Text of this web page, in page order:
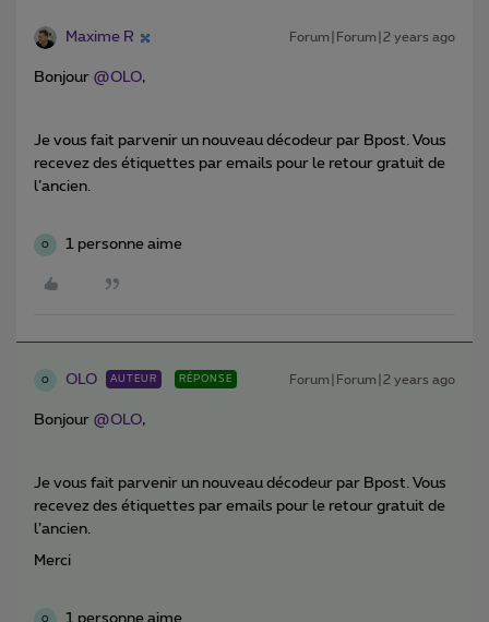
Maxime R Forum|Forum|2 years ago
Bonjour @OLO,
Je vous fait parvenir un nouveau décodeur par Bpost. Vous
recevez des étiquettes par emails pour le retour gratuit de
l’ancien.
O 1 personne aime
O OLO AUTEUR RÉPONSE Forum|Forum|2 years ago
Bonjour @OLO,
Je vous fait parvenir un nouveau décodeur par Bpost. Vous
recevez des étiquettes par emails pour le retour gratuit de
l’ancien.
Merci
O 1 personne aime